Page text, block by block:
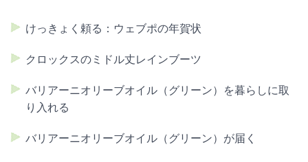
けっきょく頼る：ウェブポの年賀状
クロックスのミドル丈レインブーツ
バリアーニオリーブオイル（グリーン）を暮らしに取
り入れる
バリアーニオリーブオイル（グリーン）が届く